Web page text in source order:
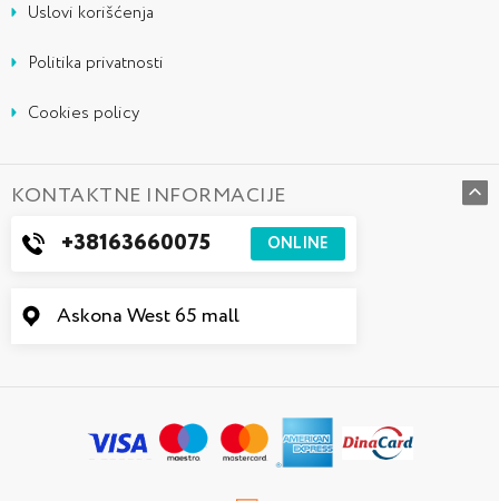
Uslovi korišćenja
Politika privatnosti
Cookies policy
KONTAKTNE INFORMACIJE
+38163660075 ONLINE
Askona West 65 mall